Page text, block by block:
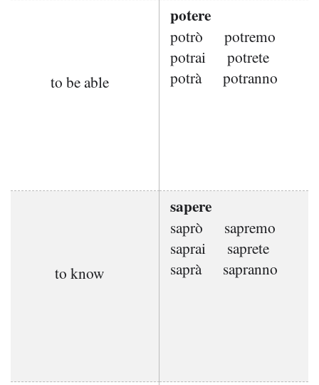
to be able
potere
potrò
potremo
potrai
potrete
potrà
potranno
to know
sapere
saprò
sapremo
saprai
saprete
saprà
sapranno